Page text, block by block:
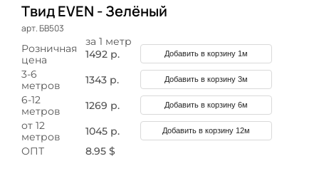
Твид EVEN - Зелёный
арт. БВ503
за 1 метр
Розничная
цена
1492 р. Добавить в корзину 1м
3-6
метров
1343 р. Добавить в корзину 3м
6-12
метров
1269 р. Добавить в корзину 6м
от 12
метров
1045 р. Добавить в корзину 12м
ОПТ 8.95 $